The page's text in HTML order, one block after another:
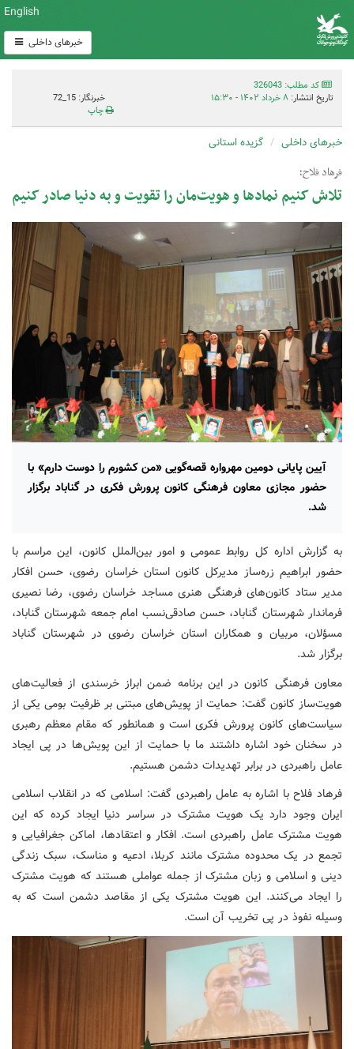
English
خبرهای داخلی
کد مطلب: 326043
تاریخ انتشار: ۸ خرداد ۱۴۰۲ - ۱۵:۳۰
خبرنگار: 15_72
چاپ
خبرهای داخلی گزیده استانی
فرهاد فلاح؛
تلاش کنیم نمادها و هویت‌مان را تقویت و به دنیا صادر کنیم
آیین پایانی دومین مهرواره قصه‌گویی «من کشورم را دوست دارم» با
حضور مجازی معاون فرهنگی کانون پرورش فکری در گناباد برگزار
شد.
به گزارش اداره کل روابط عمومی و امور بین‌الملل کانون، این مراسم با
حضور ابراهیم زره‌ساز مدیرکل کانون استان خراسان رضوی، حسن افکار
مدیر ستاد کانون‌های فرهنگی هنری مساجد خراسان رضوی، رضا نصیری
فرماندار شهرستان گناباد، حسن صادقی‌نسب امام جمعه شهرستان گناباد،
مسؤلان، مربیان و همکاران استان خراسان رضوی در شهرستان گناباد
برگزار شد.
معاون فرهنگی کانون در این برنامه ضمن ابراز خرسندی از فعالیت‌های
هویت‌ساز کانون گفت: حمایت از پویش‌های مبتنی بر ظرفیت بومی یکی از
سیاست‌های کانون پرورش فکری است و همانطور که مقام معظم رهبری
در سخنان خود اشاره داشتند ما با حمایت از این پویش‌ها در پی ایجاد
عامل راهبردی در برابر تهدیدات دشمن هستیم.
فرهاد فلاح با اشاره به عامل راهبردی گفت: اسلامی که در انقلاب اسلامی
ایران وجود دارد یک هویت مشترک در سراسر دنیا ایجاد کرده که این
هویت مشترک عامل راهبردی است. افکار و اعتقادها، اماکن جغرافیایی و
تجمع در یک محدوده مشترک مانند کربلا، ادعیه و مناسک، سبک زندگی
دینی و اسلامی و زبان مشترک از جمله عواملی هستند که هویت مشترک
را ایجاد می‌کنند. این هویت مشترک یکی از مقاصد دشمن است که به
وسیله نفوذ در پی تخریب آن است.